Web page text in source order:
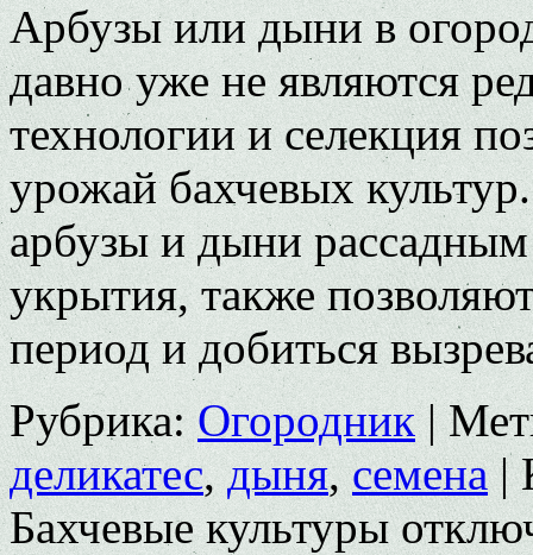
Арбузы или дыни в
давно уже не являются
технологии и селекция
урожай бахчевых
арбузы и дыни
укрытия, также
период и добиться
Рубрика: Огородник |
деликатес,дыня,семена |
Бахчевые культуры